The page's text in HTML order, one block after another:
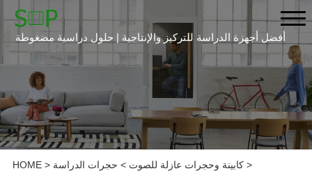
أفضل أجهزة الدراسة للتركيز والإنتاجية | حلول دراسية مضغوطة
HOME> كابينة وحجرات عازلة للصوت > حجرات الدراسة >